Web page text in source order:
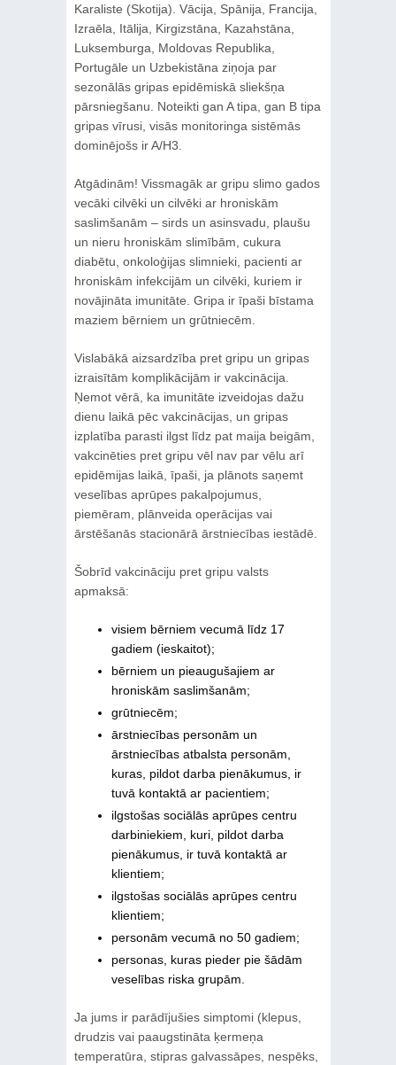
Karaliste (Skotija). Vācija, Spānija, Francija,
Izraēla, Itālija, Kirgizstāna, Kazahstāna,
Luksemburga, Moldovas Republika,
Portugāle un Uzbekistāna ziņoja par
sezonālās gripas epidēmiskā sliekšņa
pārsniegšanu. Noteikti gan A tipa, gan B tipa
gripas vīrusi, visās monitoringa sistēmās
dominējošs ir A/H3.
Atgādinām! Vissmagāk ar gripu slimo gados
vecāki cilvēki un cilvēki ar hroniskām
saslimšanām – sirds un asinsvadu, plaušu
un nieru hroniskām slimībām, cukura
diabētu, onkoloģijas slimnieki, pacienti ar
hroniskām infekcijām un cilvēki, kuriem ir
novājināta imunitāte. Gripa ir īpaši bīstama
maziem bērniem un grūtniecēm.
Vislabākā aizsardzība pret gripu un gripas
izraisītām komplikācijām ir vakcinācija.
Ņemot vērā, ka imunitāte izveidojas dažu
dienu laikā pēc vakcinācijas, un gripas
izplatība parasti ilgst līdz pat maija beigām,
vakcinēties pret gripu vēl nav par vēlu arī
epidēmijas laikā, īpaši, ja plānots saņemt
veselības aprūpes pakalpojumus,
piemēram, plānveida operācijas vai
ārstēšanās stacionārā ārstniecības iestādē.
Šobrīd vakcināciju pret gripu valsts
apmaksā:
visiem bērniem vecumā līdz 17
gadiem (ieskaitot);
bērniem un pieaugušajiem ar
hroniskām saslimšanām;
grūtniecēm;
ārstniecības personām un
ārstniecības atbalsta personām,
kuras, pildot darba pienākumus, ir
tuvā kontaktā ar pacientiem;
ilgstošas sociālās aprūpes centru
darbiniekiem, kuri, pildot darba
pienākumus, ir tuvā kontaktā ar
klientiem;
ilgstošas sociālās aprūpes centru
klientiem;
personām vecumā no 50 gadiem;
personas, kuras pieder pie šādām
veselības riska grupām.
Ja jums ir parādījušies simptomi (klepus,
drudzis vai paaugstināta ķermeņa
temperatūra, stipras galvassāpes, nespēks,